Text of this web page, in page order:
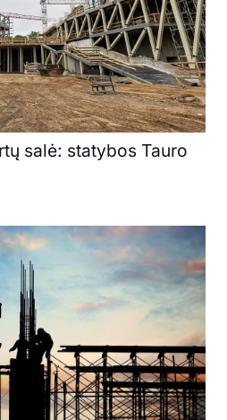
salė: statybos Tauro